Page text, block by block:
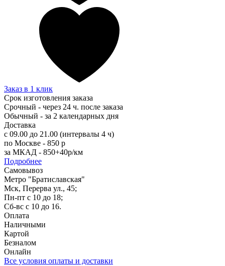
Заказ в 1 клик
Срок изготовления заказа
Срочный - через 24 ч. после заказа
Обычный - за 2 календарных дня
Доставка
с 09.00 до 21.00 (интервалы 4 ч)
по Москве - 850 р
за МКАД - 850+40р/км
Подробнее
Самовывоз
Метро "Братиславская"
Мск, Перерва ул., 45;
Пн-пт с 10 до 18;
Сб-вс с 10 до 16.
Оплата
Наличными
Картой
Безналом
Онлайн
Все условия оплаты и доставки